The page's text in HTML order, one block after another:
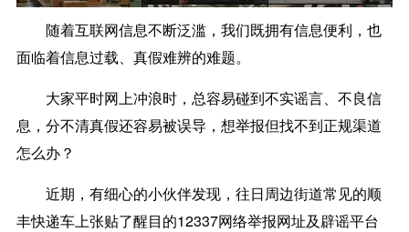
随着互联网信息不断泛滥，我们既拥有信息便利，也
面临着信息过载、真假难辨的难题。
大家平时网上冲浪时，总容易碰到不实谣言、不良信
息，分不清真假还容易被误导，想举报但找不到正规渠道
怎么办？
近期，有细心的小伙伴发现，往日周边街道常见的顺
丰快递车上张贴了醒目的12337网络举报网址及辟谣平台